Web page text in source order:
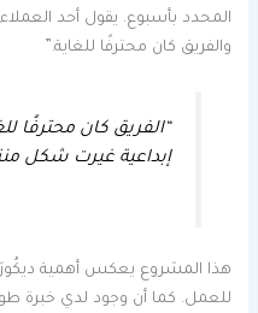
المحدد بأسبوع. يقول أحد العملاء:
والفريق كان محترفًا للغاية.”
“الفريق كان محترفًا
إبداعية غيرت شكل
هذا المشروع يعكس أهمية
للعمل. كما أن وجود لدي خبرة